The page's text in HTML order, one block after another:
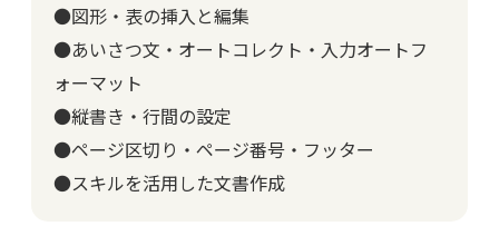
●図形・表の挿入と編集
●あいさつ文・オートコレクト・入力オートフ
ォーマット
●縦書き・行間の設定
●ページ区切り・ページ番号・フッター
●スキルを活用した文書作成